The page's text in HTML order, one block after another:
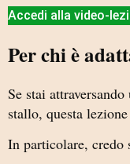
Accedi alla video-
Per chi è
Se stai
stallo, questa
In particolare, credo